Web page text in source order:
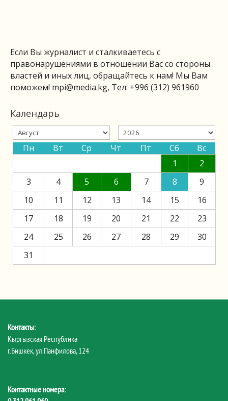
Если Вы журналист и сталкиваетесь с
правонарушениями в отношении Вас со стороны
властей и иных лиц, обращайтесь к нам! Мы Вам
поможем! mpi@media.kg, Тел: +996 (312) 961960
Календарь
Пн Вт Ср Чт Пт Сб
Вс
1
2
3
4 5 6 7 8
9
10
11 12 13 14 15
16
17
18 19 20 21 22
23
24
25 26 27 28 29
30
31
Контакты:
Кыргызская Республика
г.Бишкек, ул.Панфилова, 124
Контактные номера: